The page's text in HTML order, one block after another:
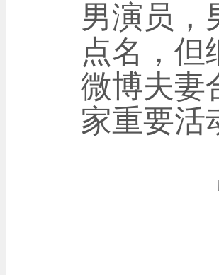
男演员，
点名，但
微博夫妻
家重要活